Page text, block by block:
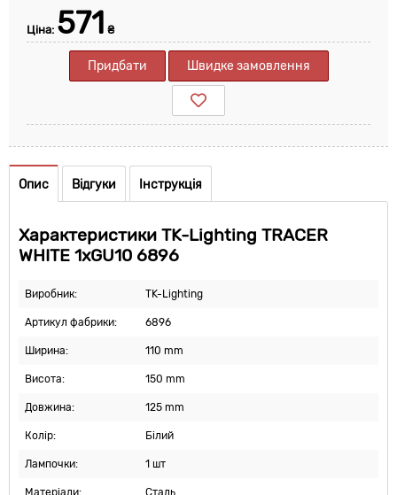
Ціна: 571 ₴
Придбати Швидке замовлення
Опис Відгуки Інструкція
Характеристики TK-Lighting TRACER
WHITE 1xGU10 6896
Виробник: TK-Lighting
Артикул фабрики: 6896
Ширина: 110 mm
Висота: 150 mm
Довжина: 125 mm
Колір: Білий
Лампочки: 1 шт